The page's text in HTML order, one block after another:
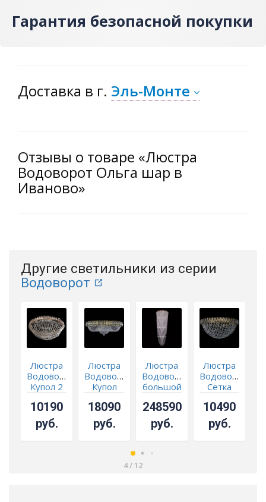
Гарантия безопасной покупки
Доставка в г. Эль-Монте
Отзывы о товаре «Люстра
Водоворот Ольга шар в
Иваново»
Другие светильники из серии
Водоворот
Люстра
Водоворот
Купол 2
10190
руб.
Люстра
Водоворот
Купол
бронзу
18090
руб.
Люстра
Водоворот
большой
248590
руб.
Люстра
Водоворот
Сетка
под
бронзу
10490
руб.
4/ 12